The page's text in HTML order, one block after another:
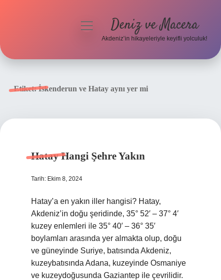
menüyü Deniz ve Macera
Akdeniz’in hikayeleriyle keyifli yolculuk!
Etiket:İskenderun ve Hatay aynı yer mi
Hatay Hangi Şehre Yakın
Tarih: Ekim 8, 2024
Hatay’a en yakın iller hangisi? Hatay,
Akdeniz’in doğu şeridinde, 35° 52′ – 37° 4′
kuzey enlemleri ile 35° 40′ – 36° 35′
boylamları arasında yer almakta olup, doğu
ve güneyinde Suriye, batısında Akdeniz,
kuzeybatısında Adana, kuzeyinde Osmaniye
ve kuzeydoğusunda Gaziantep ile çevrilidir.